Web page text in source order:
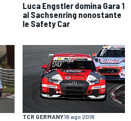
Luca Engstler domina Gara 1
al Sachsenring nonostante
le Safety Car
TCR GERMANY18 ago 2018